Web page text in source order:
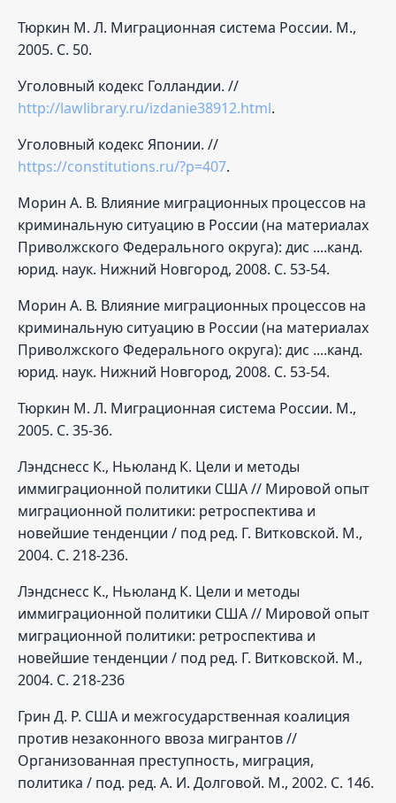
Тюркин М. Л. Миграционная система России. М.,
2005. С. 50.
Уголовный кодекс Голландии. //
http://lawlibrary.ru/izdanie38912.html.
Уголовный кодекс Японии. //
https://constitutions.ru/?p=407.
Морин А. В. Влияние миграционных процессов на
криминальную ситуацию в России (на материалах
Приволжского Федерального округа): дис ....канд.
юрид. наук. Нижний Новгород, 2008. С. 53-54.
Морин А. В. Влияние миграционных процессов на
криминальную ситуацию в России (на материалах
Приволжского Федерального округа): дис ....канд.
юрид. наук. Нижний Новгород, 2008. С. 53-54.
Тюркин М. Л. Миграционная система России. М.,
2005. С. 35-36.
Лэндснесс К., Ньюланд К. Цели и методы
иммиграционной политики США // Мировой опыт
миграционной политики: ретроспектива и
новейшие тенденции / под ред. Г. Витковской. М.,
2004. С. 218-236.
Лэндснесс К., Ньюланд К. Цели и методы
иммиграционной политики США // Мировой опыт
миграционной политики: ретроспектива и
новейшие тенденции / под ред. Г. Витковской. М.,
2004. С. 218-236
Грин Д. Р. США и межгосударственная коалиция
против незаконного ввоза мигрантов //
Организованная преступность, миграция,
политика / под. ред. А. И. Долговой. М., 2002. С. 146.